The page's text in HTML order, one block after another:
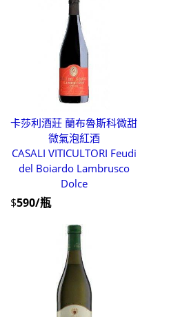
卡莎利酒莊 蘭布魯斯科微甜
微氣泡紅酒
CASALI VITICULTORI Feudi
del Boiardo Lambrusco
Dolce
$590/瓶